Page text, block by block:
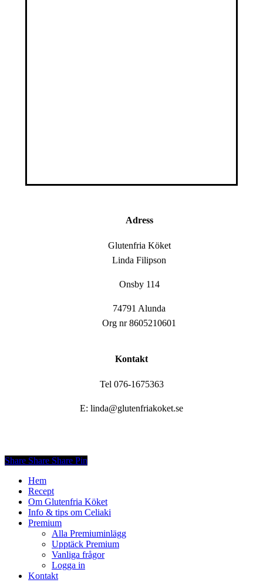
Adress
Glutenfria Köket
Linda Filipson
Onsby 114
74791 Alunda
Org nr 8605210601
Kontakt
Tel 076-1675363
E: linda@glutenfriakoket.se
Share
Share Share Share Pin
Close
Menu
Hem
Recept
Om Glutenfria Köket
Info & tips om Celiaki
Premium
Alla Premiuminlägg
Upptäck Premium
Vanliga frågor
Logga in
Kontakt